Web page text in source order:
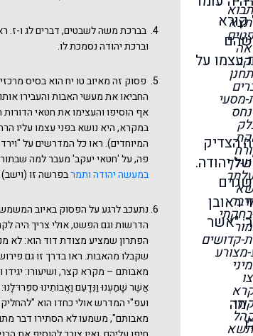
מסעי
לך
קדושים
מצורע
צו
תשא
קורא
שהם
עצמו על
הצדיק
יהודה.
שגרם
ראובן
"אשר
מה
בברכת משה לשבטים, דברים לג ו-ז.
וברכת יהודה נסמכת לו.
פסוק זה מאיוב טו יח הוא בסיס
החביאו את מעשי האבות והעבירו
אף הוסיפו והעצימו את חטאי
במקרא, היא נושא בפני עצמו עליו
המיוחדים). ראו כל המדרשים על
פה, על 'חטאי יעקב' מעבר למה
במעשה יהודה ותמרבפרשה זו
נתעכב לרגע על הפסוק באיוב
הדרשות וגם הפשט, אולי צריך היה
הפתרון שמציע מצודת דוד הוא: לא
שקבלו מהאבות. ראו בדרך זו גם
מאבותם – מקרא קצר, ושיעורו:
אֲשֶׁר שָׁמַעְנוּ וַנֵּדָעֵם וַאֲבוֹתֵינוּ
ועפ"י המדרש אולי כחדו הוא
מאבותם", משמעו לא הסתירו דבר